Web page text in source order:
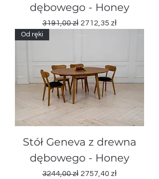
dębowego - Honey
Regularna cena
3191,00 zł Cena rabatowa
2712,35 zł
Od ręki
Stół Geneva z drewna
dębowego - Honey
Regularna cena
3244,00 zł Cena rabatowa
2757,40 zł